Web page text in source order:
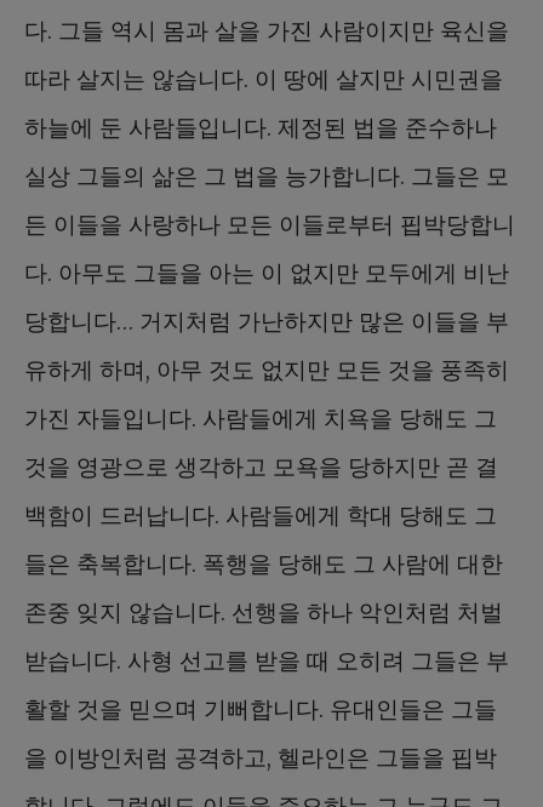
다. 그들 역시 몸과 살을 가진 사람이지만 육신을
따라 살지는 않습니다. 이 땅에 살지만 시민권을
하늘에 둔 사람들입니다. 제정된 법을 준수하나
실상 그들의 삶은 그 법을 능가합니다. 그들은 모
든 이들을 사랑하나 모든 이들로부터 핍박당합니
다. 아무도 그들을 아는 이 없지만 모두에게 비난
당합니다… 거지처럼 가난하지만 많은 이들을 부
유하게 하며, 아무 것도 없지만 모든 것을 풍족히
가진 자들입니다. 사람들에게 치욕을 당해도 그
것을 영광으로 생각하고 모욕을 당하지만 곧 결
백함이 드러납니다. 사람들에게 학대 당해도 그
들은 축복합니다. 폭행을 당해도 그 사람에 대한
존중 잊지 않습니다. 선행을 하나 악인처럼 처벌
받습니다. 사형 선고를 받을 때 오히려 그들은 부
활할 것을 믿으며 기뻐합니다. 유대인들은 그들
을 이방인처럼 공격하고, 헬라인은 그들을 핍박